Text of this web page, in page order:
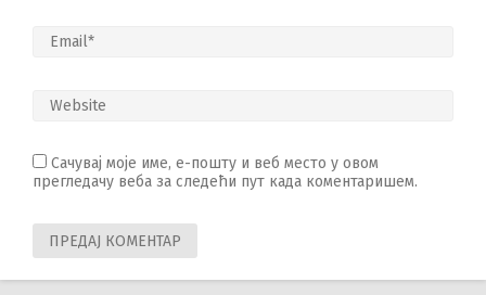
Сачувај моје име, е-пошту и веб место у овом
прегледачу веба за следећи пут када коментаришем.